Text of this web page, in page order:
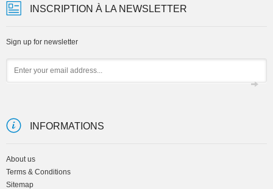
INSCRIPTION À LA NEWSLETTER
Sign up for newsletter
INFORMATIONS
About us
Terms & Conditions
Sitemap